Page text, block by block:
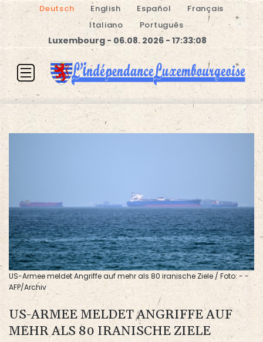
Deutsch English Español
Français
Italiano
Português
Luxembourg - 06.08. 2026 - 17:33:08
US-Armee meldet Angriffe auf mehr als 80 iranische Ziele / Foto: - -
AFP/Archiv
US-ARMEE MELDET ANGRIFFE AUF
MEHR ALS 80 IRANISCHE ZIELE